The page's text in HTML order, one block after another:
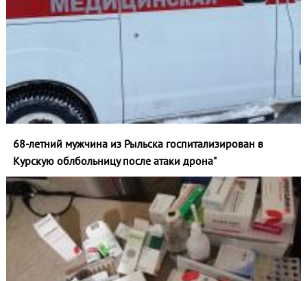
68-летний мужчина из Рыльска госпитализирован в
Курскую облбольницу после атаки дрона"